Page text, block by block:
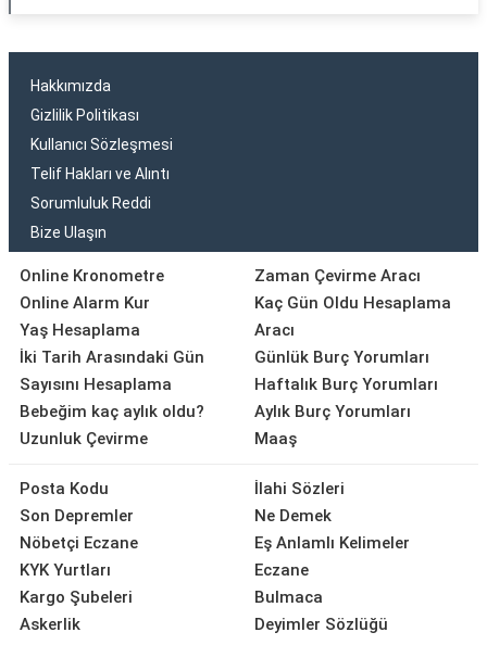
Hakkımızda
Gizlilik Politikası
Kullanıcı Sözleşmesi
Telif Hakları ve Alıntı
Sorumluluk Reddi
Bize Ulaşın
Online Kronometre
Online Alarm Kur
Yaş Hesaplama
İki Tarih Arasındaki Gün
Sayısını Hesaplama
Bebeğim kaç aylık oldu?
Uzunluk Çevirme
Zaman Çevirme Aracı
Kaç Gün Oldu Hesaplama
Aracı
Günlük Burç Yorumları
Haftalık Burç Yorumları
Aylık Burç Yorumları
Maaş
Posta Kodu
Son Depremler
Nöbetçi Eczane
KYK Yurtları
Kargo Şubeleri
Askerlik
İlahi Sözleri
Ne Demek
Eş Anlamlı Kelimeler
Eczane
Bulmaca
Deyimler Sözlüğü